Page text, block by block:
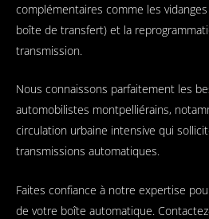
complémentaires comme les
boîte de transfert) et la
transmission.
Nous connaissons parfaitement les
automobilistes montpelliérains,
circulation urbaine intensive qui
transmissions automatiques.
Faites confiance à notre expertise
de votre boîte automatique.